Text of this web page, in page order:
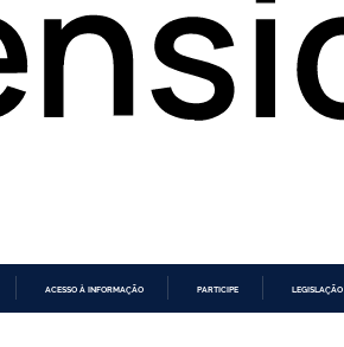
ACESSO À INFORMAÇÃO PARTICIPE LEGISLAÇÃO